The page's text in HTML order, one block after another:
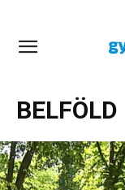
BELFÖLD